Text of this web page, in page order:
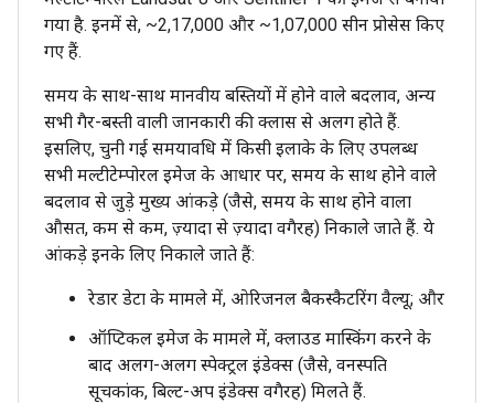
गया है. इनमें से, ~2,17,000 और ~1,07,000 सीन प्रोसेस किए
गए हैं.
समय के साथ-साथ मानवीय बस्तियों में होने वाले बदलाव, अन्य
सभी गैर-बस्ती वाली जानकारी की क्लास से अलग होते हैं.
इसलिए, चुनी गई समयावधि में किसी इलाके के लिए उपलब्ध
सभी मल्टीटेम्पोरल इमेज के आधार पर, समय के साथ होने वाले
बदलाव से जुड़े मुख्य आंकड़े (जैसे, समय के साथ होने वाला
औसत, कम से कम, ज़्यादा से ज़्यादा वगैरह) निकाले जाते हैं. ये
आंकड़े इनके लिए निकाले जाते हैं:
रेडार डेटा के मामले में, ओरिजनल बैकस्कैटरिंग वैल्यू; और
ऑप्टिकल इमेज के मामले में, क्लाउड मास्किंग करने के
बाद अलग-अलग स्पेक्ट्रल इंडेक्स (जैसे, वनस्पति
सूचकांक, बिल्ट-अप इंडेक्स वगैरह) मिलते हैं.